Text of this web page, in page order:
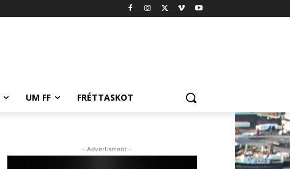
UM FF FRÉTTASKOT
- Advertisment -